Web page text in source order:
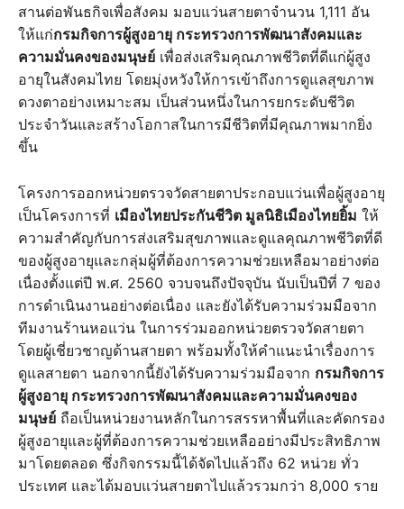
สานต่อพันธกิจเพื่อสังคม มอบแว่นสายตาจำนวน 1,111 อัน
ให้แก่กรมกิจการผู้สูงอายุ กระทรวงการพัฒนาสังคมและ
ความมั่นคงของมนุษย์ เพื่อส่งเสริมคุณภาพชีวิตที่ดีแก่ผู้สูง
อายุในสังคมไทย โดยมุ่งหวังให้การเข้าถึงการดูแลสุขภาพ
ดวงตาอย่างเหมาะสม เป็นส่วนหนึ่งในการยกระดับชีวิต
ประจำวันและสร้างโอกาสในการมีชีวิตที่มีคุณภาพมากยิ่ง
ขึ้น
โครงการออกหน่วยตรวจวัดสายตาประกอบแว่นเพื่อผู้สูงอายุ
เป็นโครงการที่ เมืองไทยประกันชีวิต มูลนิธิเมืองไทยยิ้ม ให้
ความสำคัญกับการส่งเสริมสุขภาพและดูแลคุณภาพชีวิตที่ดี
ของผู้สูงอายุและกลุ่มผู้ที่ต้องการความช่วยเหลือมาอย่างต่อ
เนื่องตั้งแต่ปี พ.ศ. 2560 จวบจนถึงปัจจุบัน นับเป็นปีที่ 7 ของ
การดำเนินงานอย่างต่อเนื่อง และยังได้รับความร่วมมือจาก
ทีมงานร้านหอแว่น ในการร่วมออกหน่วยตรวจวัดสายตา
โดยผู้เชี่ยวชาญด้านสายตา พร้อมทั้งให้คำแนะนำเรื่องการ
ดูแลสายตา นอกจากนี้ยังได้รับความร่วมมือจาก กรมกิจการ
ผู้สูงอายุ กระทรวงการพัฒนาสังคมและความมั่นคงของ
มนุษย์ ถือเป็นหน่วยงานหลักในการสรรหาพื้นที่และคัดกรอง
ผู้สูงอายุและผู้ที่ต้องการความช่วยเหลืออย่างมีประสิทธิภาพ
มาโดยตลอด ซึ่งกิจกรรมนี้ได้จัดไปแล้วถึง 62 หน่วย ทั่ว
ประเทศ และได้มอบแว่นสายตาไปแล้วรวมกว่า 8,000 ราย